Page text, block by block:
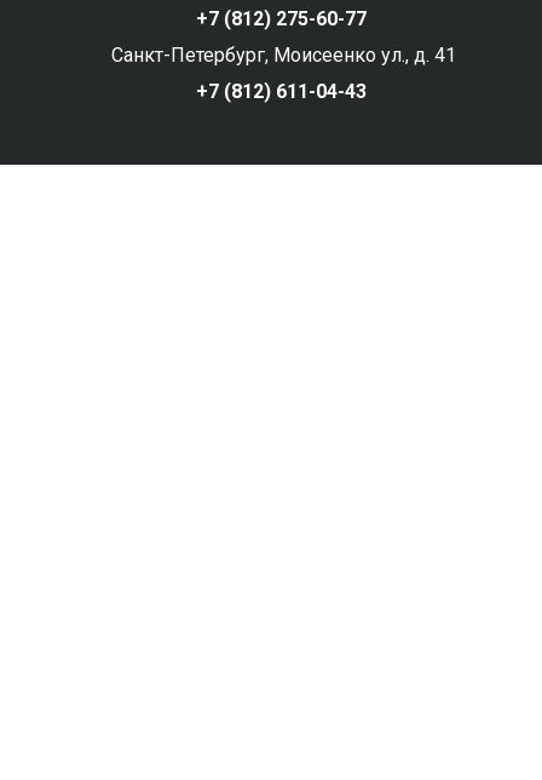
+7 (812) 275-60-77
Санкт-Петербург, Моисеенко ул., д. 41
+7 (812) 611-04-43